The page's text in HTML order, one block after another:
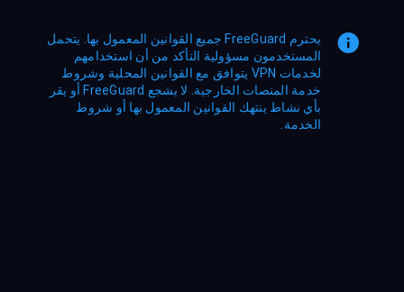
يحترم FreeGuard جميع القوانين المعمول بها. يتحمل
المستخدمون مسؤولية التأكد من أن استخدامهم
لخدمات VPN يتوافق مع القوانين المحلية وشروط
خدمة المنصات الخارجية. لا يشجع FreeGuard أو يقر
بأي نشاط ينتهك القوانين المعمول بها أو شروط
الخدمة.